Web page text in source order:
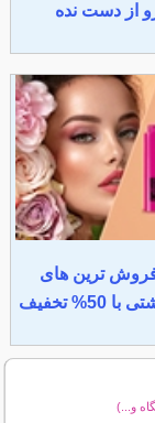
از دست نده
ترین های
تخفیف
و...)